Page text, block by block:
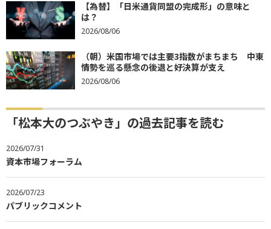
【為替】「日米通貨同盟の完成形」の意味と
は？
2026/08/06
（朝）米国市場では主要3指数がまちまち 中東
情勢を巡る懸念の後退と好決算が支え
2026/08/06
「松本大のつぶやき」の過去記事を読む
2026/07/31
資本市場フォーラム
2026/07/23
パブリックコメント